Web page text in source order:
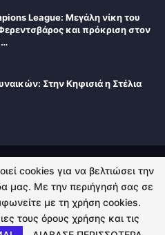
League: Μεγάλη νίκη του
και πρόκριση στον
Στην Κηφισιά η Στέλια
ΕΠΙΚΟΙΝΩΝΙΑ
All Rights Reserved.
cookies για να βελτιώσει την
μας. Με την περιήγησή σας σε
με τη χρήση cookies.
τους όρους χρήσης και τις